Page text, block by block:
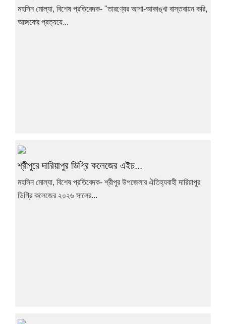
মহসিন মোল্যা, বিশেষ প্রতিবেদক- "তারণ্যের আশা-আকাঙ্খা বাস্তবায়ন করি,
আজকের প্রত্যয়ে...
শ্রীপুরে দারিয়াপুর ডিগ্রি কলেজের এইচ...
মহসিন মোল্যা, বিশেষ প্রতিবেদক- শ্রীপুর উপজেলার ঐতিহ্যবাহী দারিয়াপুর
ডিগ্রি কলেজের ২০২৬ সালের...